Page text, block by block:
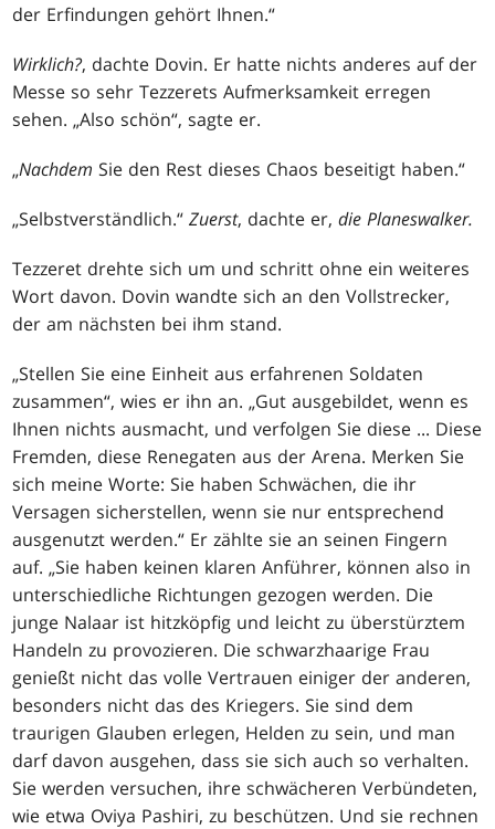
der Erfindungen gehört Ihnen.“
Wirklich?, dachte Dovin. Er hatte nichts anderes auf der
Messe so sehr Tezzerets Aufmerksamkeit erregen
sehen. „Also schön“, sagte er.
„Nachdem Sie den Rest dieses Chaos beseitigt haben.“
„Selbstverständlich.“Zuerst, dachte er,die Planeswalker.
Tezzeret drehte sich um und schritt ohne ein weiteres
Wort davon. Dovin wandte sich an den Vollstrecker,
der am nächsten bei ihm stand.
„Stellen Sie eine Einheit aus erfahrenen Soldaten
zusammen“, wies er ihn an. „Gut ausgebildet, wenn es
Ihnen nichts ausmacht, und verfolgen Sie diese ... Diese
Fremden, diese Renegaten aus der Arena. Merken Sie
sich meine Worte: Sie haben Schwächen, die ihr
Versagen sicherstellen, wenn sie nur entsprechend
ausgenutzt werden.“ Er zählte sie an seinen Fingern
auf. „Sie haben keinen klaren Anführer, können also in
unterschiedliche Richtungen gezogen werden. Die
junge Nalaar ist hitzköpfig und leicht zu überstürztem
Handeln zu provozieren. Die schwarzhaarige Frau
genießt nicht das volle Vertrauen einiger der anderen,
besonders nicht das des Kriegers. Sie sind dem
traurigen Glauben erlegen, Helden zu sein, und man
darf davon ausgehen, dass sie sich auch so verhalten.
Sie werden versuchen, ihre schwächeren Verbündeten,
wie etwa Oviya Pashiri, zu beschützen. Und sie rechnen